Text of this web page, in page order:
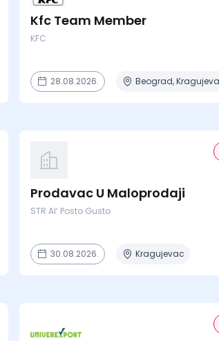
Kfc Team Member
KFC
28.08.2026.
Prodavac U Maloprodaji
STR Al‘ Posto Gusto
30.08.2026. Kragujevac